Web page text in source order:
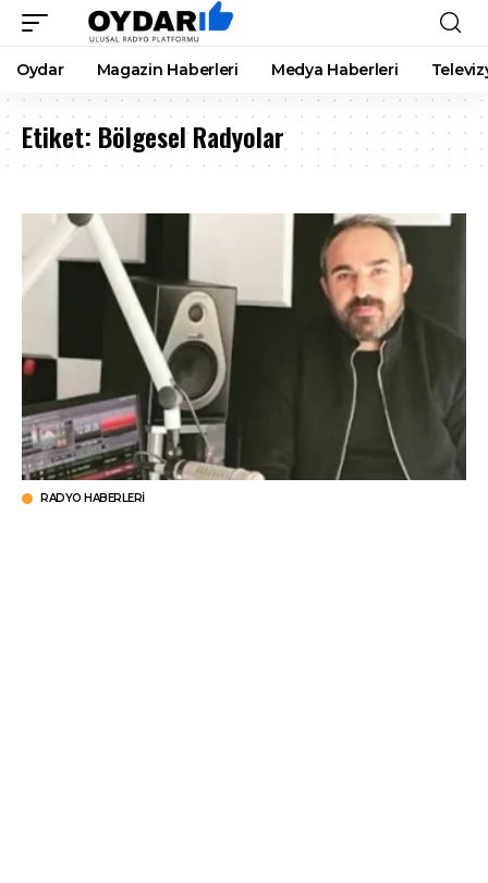
Oydar Magazin Haberleri Medya Haberleri
Etiket: Bölgesel Radyolar
RADYO HABERLERI